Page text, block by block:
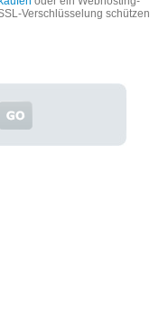
Verschlüsselung schützen